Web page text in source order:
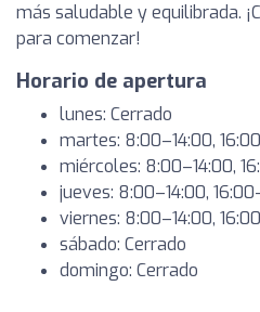
más saludable y equilibrada.
para comenzar!
Horario de apertura
lunes: Cerrado
martes: 8:00–14:00,
miércoles: 8:00–14:00,
jueves: 8:00–14:00,
viernes: 8:00–14:00,
sábado: Cerrado
domingo: Cerrado